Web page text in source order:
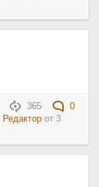
365
0
Редактор от 3